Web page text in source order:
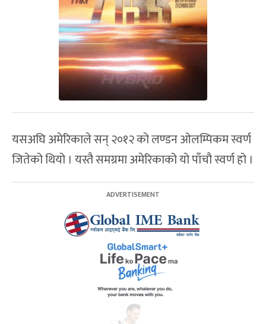
यसअघि अमेरिकाले सन् २०१२ को लण्डन ओलम्पिकम स्वर्ण
जितेको थियो । यस्तै समग्रमा अमेरिकाको यो पाँचौ स्वर्ण हो ।